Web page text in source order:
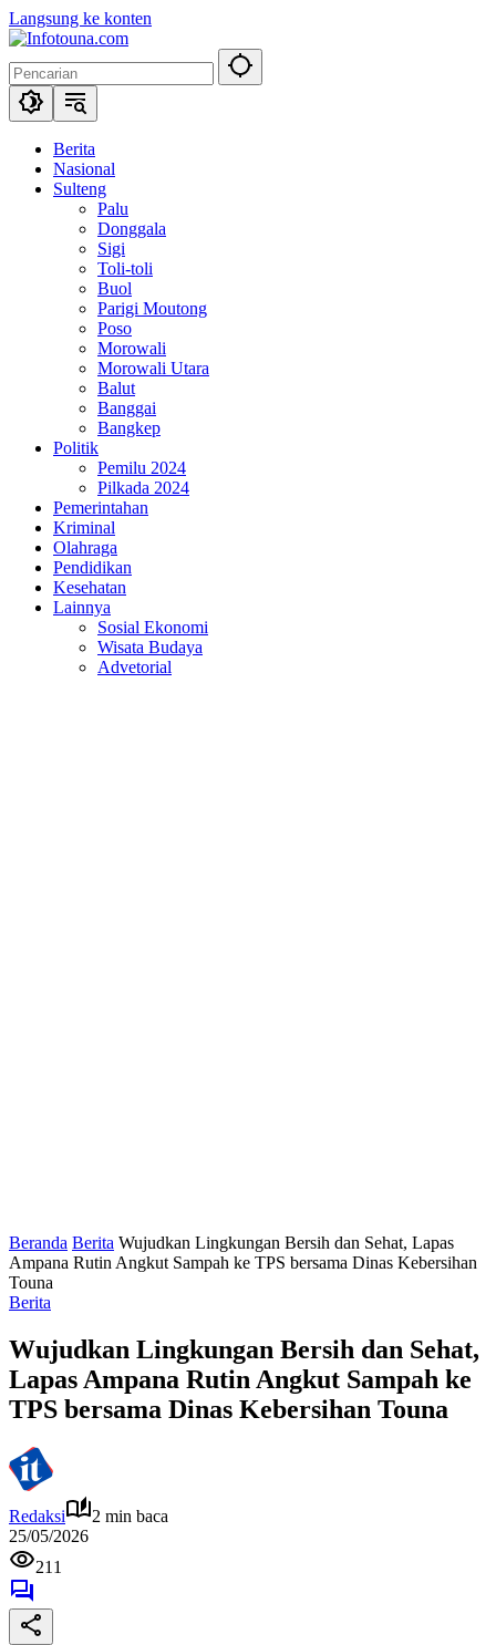
Langsung ke konten
Berita
Nasional
Sulteng
Palu
Donggala
Sigi
Toli-toli
Buol
Parigi Moutong
Poso
Morowali
Morowali Utara
Balut
Banggai
Bangkep
Politik
Pemilu 2024
Pilkada 2024
Pemerintahan
Kriminal
Olahraga
Pendidikan
Kesehatan
Lainnya
Sosial Ekonomi
Wisata Budaya
Advetorial
Beranda Berita Wujudkan Lingkungan Bersih dan Sehat, Lapas
Ampana Rutin Angkut Sampah ke TPS bersama Dinas Kebersihan
Touna
Berita
Wujudkan Lingkungan Bersih dan Sehat,
Lapas Ampana Rutin Angkut Sampah ke
TPS bersama Dinas Kebersihan Touna
Redaksi
2 min baca
25/05/2026
211